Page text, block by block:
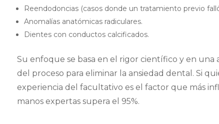
Reendodoncias (casos donde un tratamiento previo
Anomalías anatómicas radiculares.
Dientes con conductos calcificados.
Su enfoque se basa en el rigor científico y en una
del proceso para eliminar la ansiedad dental. Si
experiencia del facultativo es el factor que más
manos expertas supera el 95%.